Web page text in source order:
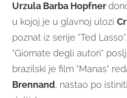
Urzula Barba Hopfner
u kojoj je u glavnoj ulozi
poznat iz serije "Ted
"Giornate degli autori"
brazilski je film "Manas"
Brennand, nastao po